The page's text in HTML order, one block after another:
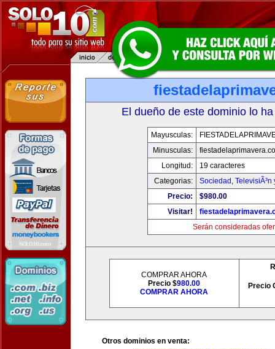
El dueño de este dominio lo
Mayusculas:
Minusculas:
Longitud:
19 caracteres
Categorias:
Sociedad , TelevisiÃ³n
Precio:
$980.00
Visitar!
Serán consideradas
COMPRAR AHORA
Precio $980.00
COMPRAR AHORA
Precio
Otros dominios en venta: